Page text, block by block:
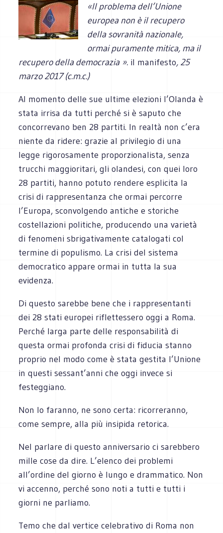
«Il problema dell’Unione
europea non è il recupero
della sovranità nazionale,
ormai puramente mitica, ma il
recupero della democrazia ». il manifesto, 25
marzo 2017 (c.m.c.)
Al momento delle sue ultime elezioni l’Olanda è
stata irrisa da tutti perché si è saputo che
concorrevano ben 28 partiti. In realtà non c’era
niente da ridere: grazie al privilegio di una
legge rigorosamente proporzionalista, senza
trucchi maggioritari, gli olandesi, con quei loro
28 partiti, hanno potuto rendere esplicita la
crisi di rappresentanza che ormai percorre
l’Europa, sconvolgendo antiche e storiche
costellazioni politiche, producendo una varietà
di fenomeni sbrigativamente catalogati col
termine di populismo. La crisi del sistema
democratico appare ormai in tutta la sua
evidenza.
Di questo sarebbe bene che i rappresentanti
dei 28 stati europei riflettessero oggi a Roma.
Perché larga parte delle responsabilità di
questa ormai profonda crisi di fiducia stanno
proprio nel modo come è stata gestita l’Unione
in questi sessant’anni che oggi invece si
festeggiano.
Non lo faranno, ne sono certa: ricorreranno,
come sempre, alla più insipida retorica.
Nel parlare di questo anniversario ci sarebbero
mille cose da dire. L’elenco dei problemi
all’ordine del giorno è lungo e drammatico. Non
vi accenno, perché sono noti a tutti e tutti i
giorni ne parliamo.
Temo che dal vertice celebrativo di Roma non